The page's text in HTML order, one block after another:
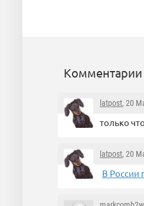
Комментарии
latpost, 20
только
latpost, 20
В России